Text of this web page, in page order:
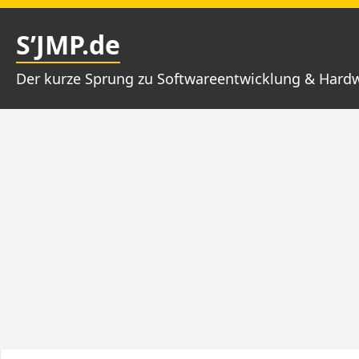
Zum
Inhalt
springen
S’JMP.de
Der kurze Sprung zu Softwareentwicklung &